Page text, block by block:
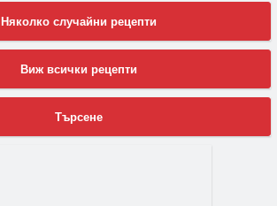
Няколко случайни рецепти
Виж всички рецепти
Търсене